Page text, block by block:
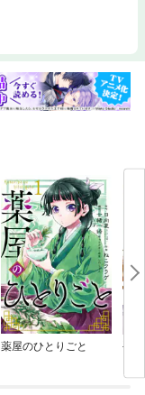
薬屋のひとりごと
手